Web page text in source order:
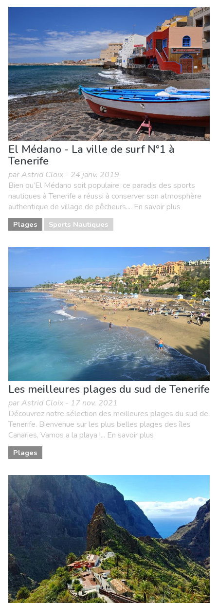
El Médano - La ville de surf N°1 à
Tenerife
par Astrid Cloix - 24 janv. 2019
Bien qu’El Médano soit populaire, ce paradis des sports
nautiques à Tenerife a réussi à conserver son atmosphère
authentique de village de pêcheurs.... En savoir plus
Plages Sports Nautiques
Les meilleures plages du sud de Tenerife
par Astrid Cloix - 17 nov. 2021
Découvrez notre sélection des meilleures plages du sud de
Tenerife. Bienvenue sur les plus belles plages des îles
Canaries, Vamos a la playa !... En savoir plus
Plages